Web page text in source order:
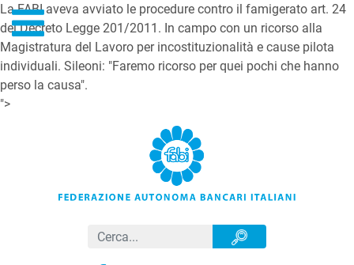
La FABI aveva avviato le procedure contro il famigerato art. 24
del Decreto Legge 201/2011. In campo con un ricorso alla
Magistratura del Lavoro per incostituzionalità e cause pilota
individuali. Sileoni: "Faremo ricorso per quei pochi che hanno
perso la causa".
">